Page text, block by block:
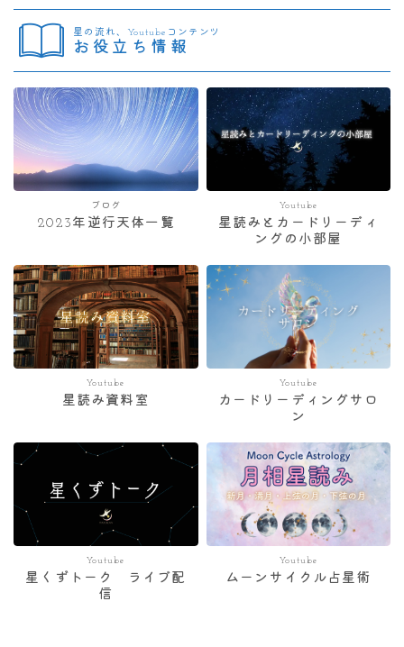
星の流れ、Youtubeコンテンツ
お役立ち情報
ブログ
2023年逆行天体一覧
Youtube
星読みとカードリーディ
ングの小部屋
Youtube
星読み資料室
Youtube
カードリーディングサロ
ン
Youtube
星くずトーク ライブ配
信
Youtube
ムーンサイクル占星術